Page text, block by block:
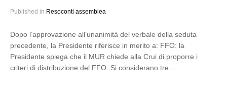
Published in Resoconti assemblea
Dopo l’approvazione all’unanimità del verbale della seduta
precedente, la Presidente riferisce in merito a: FFO: la
Presidente spiega che il MUR chiede alla Crui di proporre i
criteri di distribuzione del FFO. Si considerano tre…